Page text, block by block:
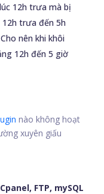
12h trưa mà bị
12h trưa đến 5h
nên khi khôi
12h đến 5 giờ
nào không hoạt
xuyên giấu
FTP, mySQL